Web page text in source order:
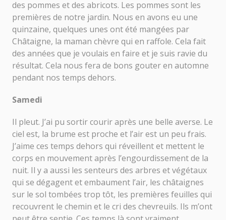
des pommes et des abricots. Les pommes sont les
premières de notre jardin. Nous en avons eu une
quinzaine, quelques unes ont été mangées par
Châtaigne, la maman chèvre qui en raffole. Cela fait
des années que je voulais en faire et je suis ravie du
résultat. Cela nous fera de bons gouter en automne
pendant nos temps dehors.
Samedi
Il pleut. J’ai pu sortir courir après une belle averse. Le
ciel est, la brume est proche et l’air est un peu frais.
J’aime ces temps dehors qui réveillent et mettent le
corps en mouvement après l’engourdissement de la
nuit. Il y a aussi les senteurs des arbres et végétaux
qui se dégagent et embaument l’air, les châtaignes
sur le sol tombées trop tôt, les premières feuilles qui
recouvrent le chemin et le cri des chevreuils. Ils m’ont